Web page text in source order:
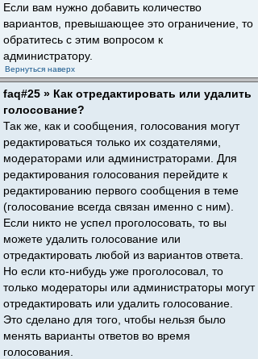
Если вам нужно добавить количество
вариантов, превышающее это ограничение, то
обратитесь с этим вопросом к
администратору.
Вернуться наверх
faq#25 » Как отредактировать или удалить
голосование?
Так же, как и сообщения, голосования могут
редактироваться только их создателями,
модераторами или администраторами. Для
редактирования голосования перейдите к
редактированию первого сообщения в теме
(голосование всегда связан именно с ним).
Если никто не успел проголосовать, то вы
можете удалить голосование или
отредактировать любой из вариантов ответа.
Но если кто-нибудь уже проголосовал, то
только модераторы или администраторы могут
отредактировать или удалить голосование.
Это сделано для того, чтобы нельзя было
менять варианты ответов во время
голосования.